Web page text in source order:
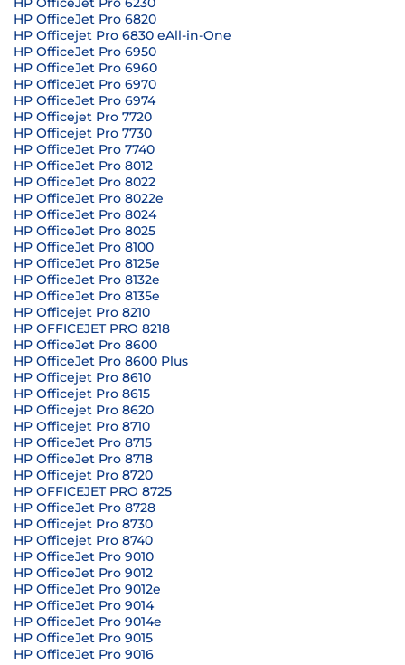
HP OfficeJet Pro 6820
HP Officejet Pro 6830 eAll-in-One
HP OfficeJet Pro 6950
HP OfficeJet Pro 6960
HP OfficeJet Pro 6970
HP OfficeJet Pro 6974
HP Officejet Pro 7720
HP Officejet Pro 7730
HP OfficeJet Pro 7740
HP OfficeJet Pro 8012
HP OfficeJet Pro 8022
HP OfficeJet Pro 8022e
HP OfficeJet Pro 8024
HP OfficeJet Pro 8025
HP OfficeJet Pro 8100
HP OfficeJet Pro 8125e
HP OfficeJet Pro 8132e
HP OfficeJet Pro 8135e
HP Officejet Pro 8210
HP OFFICEJET PRO 8218
HP OfficeJet Pro 8600
HP OfficeJet Pro 8600 Plus
HP Officejet Pro 8610
HP Officejet Pro 8615
HP Officejet Pro 8620
HP Officejet Pro 8710
HP OfficeJet Pro 8715
HP OfficeJet Pro 8718
HP Officejet Pro 8720
HP OFFICEJET PRO 8725
HP OfficeJet Pro 8728
HP Officejet Pro 8730
HP Officejet Pro 8740
HP OfficeJet Pro 9010
HP OfficeJet Pro 9012
HP OfficeJet Pro 9012e
HP OfficeJet Pro 9014
HP OfficeJet Pro 9014e
HP OfficeJet Pro 9015
HP OfficeJet Pro 9016